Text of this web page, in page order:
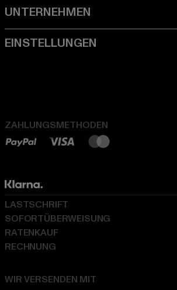
ZAHLUNGSMETHODEN
WIR VERSENDEN MIT
LASTSCHRIFT
SOFORTÜBERWEISUNG
RATENKAUF
RECHNUNG